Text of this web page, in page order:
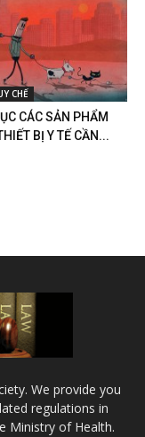
CHẾ
CÁC SẢN PHẨM
BỊ Y TẾ CẦN...
We provide you
regulations in
Ministry of Health.